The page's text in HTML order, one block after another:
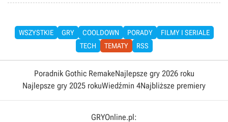
WSZYSTKIE GRY COOLDOWN PORADY
FILMY I SERIALE
TECH
TEMATY RSS
Poradnik Gothic RemakeNajlepsze gry 2026 roku
Najlepsze gry 2025 rokuWiedźmin 4Najbliższe premiery
GRYOnline.pl: